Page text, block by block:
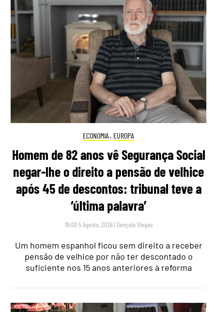
ECONOMIA , EUROPA
Homem de 82 anos vê Segurança Social
negar-lhe o direito a pensão de velhice
após 45 de descontos: tribunal teve a
‘última palavra’
19:00 5 Agosto, 2026 | Gonçalo Viegas
Um homem espanhol ficou sem direito a receber
pensão de velhice por não ter descontado o
suficiente nos 15 anos anteriores à reforma